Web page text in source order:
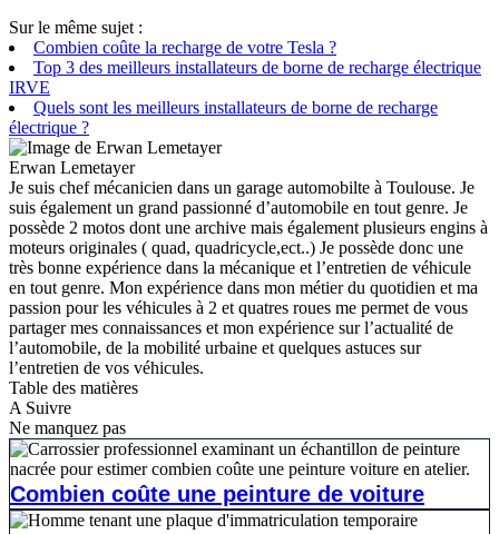
Sur le même sujet :
Combien coûte la recharge de votre Tesla ?
Top 3 des meilleurs installateurs de borne de recharge électrique
IRVE
Quels sont les meilleurs installateurs de borne de recharge
électrique ?
Erwan Lemetayer
Je suis chef mécanicien dans un garage automobilte à Toulouse. Je
suis également un grand passionné d’automobile en tout genre. Je
possède 2 motos dont une archive mais également plusieurs engins à
moteurs originales ( quad, quadricycle,ect..) Je possède donc une
très bonne expérience dans la mécanique et l’entretien de véhicule
en tout genre. Mon expérience dans mon métier du quotidien et ma
passion pour les véhicules à 2 et quatres roues me permet de vous
partager mes connaissances et mon expérience sur l’actualité de
l’automobile, de la mobilité urbaine et quelques astuces sur
l’entretien de vos véhicules.
Table des matières
A Suivre
Ne manquez pas
Combien coûte une peinture de voiture